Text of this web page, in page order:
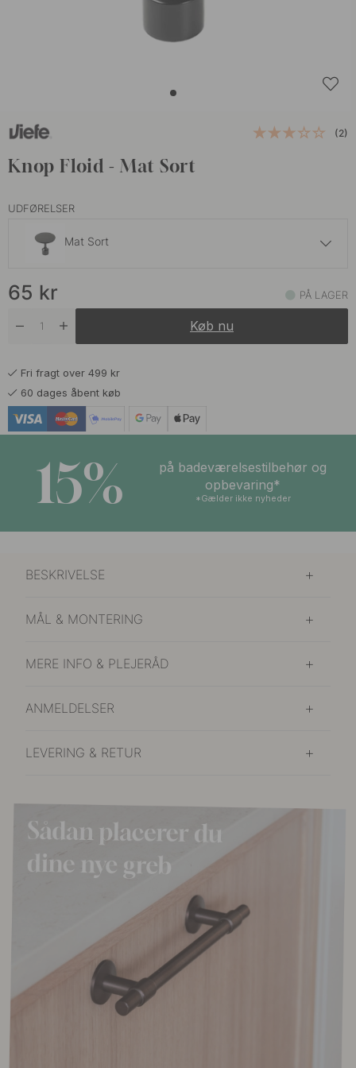
(2)
Knop Floid - Mat Sort
UDFØRELSER
Mat Sort
På lager
65 kr PÅ LAGER
Køb nu
Fri fragt over 499 kr
60 dages åbent køb
15%
på badeværelsestilbehør og
opbevaring*
*Gælder ikke nyheder
BESKRIVELSE
MÅL & MONTERING
MERE INFO & PLEJERÅD
ANMELDELSER
LEVERING & RETUR